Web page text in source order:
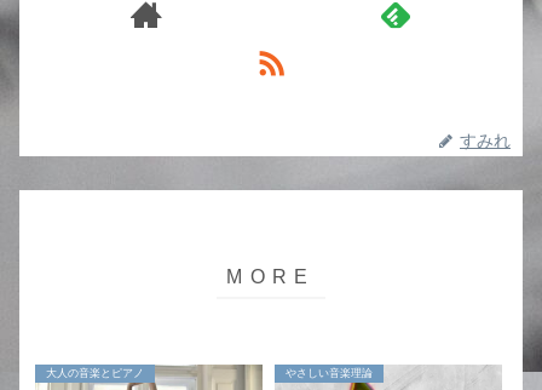
すみれ
大人の音楽とピアノ やさしい音楽理論